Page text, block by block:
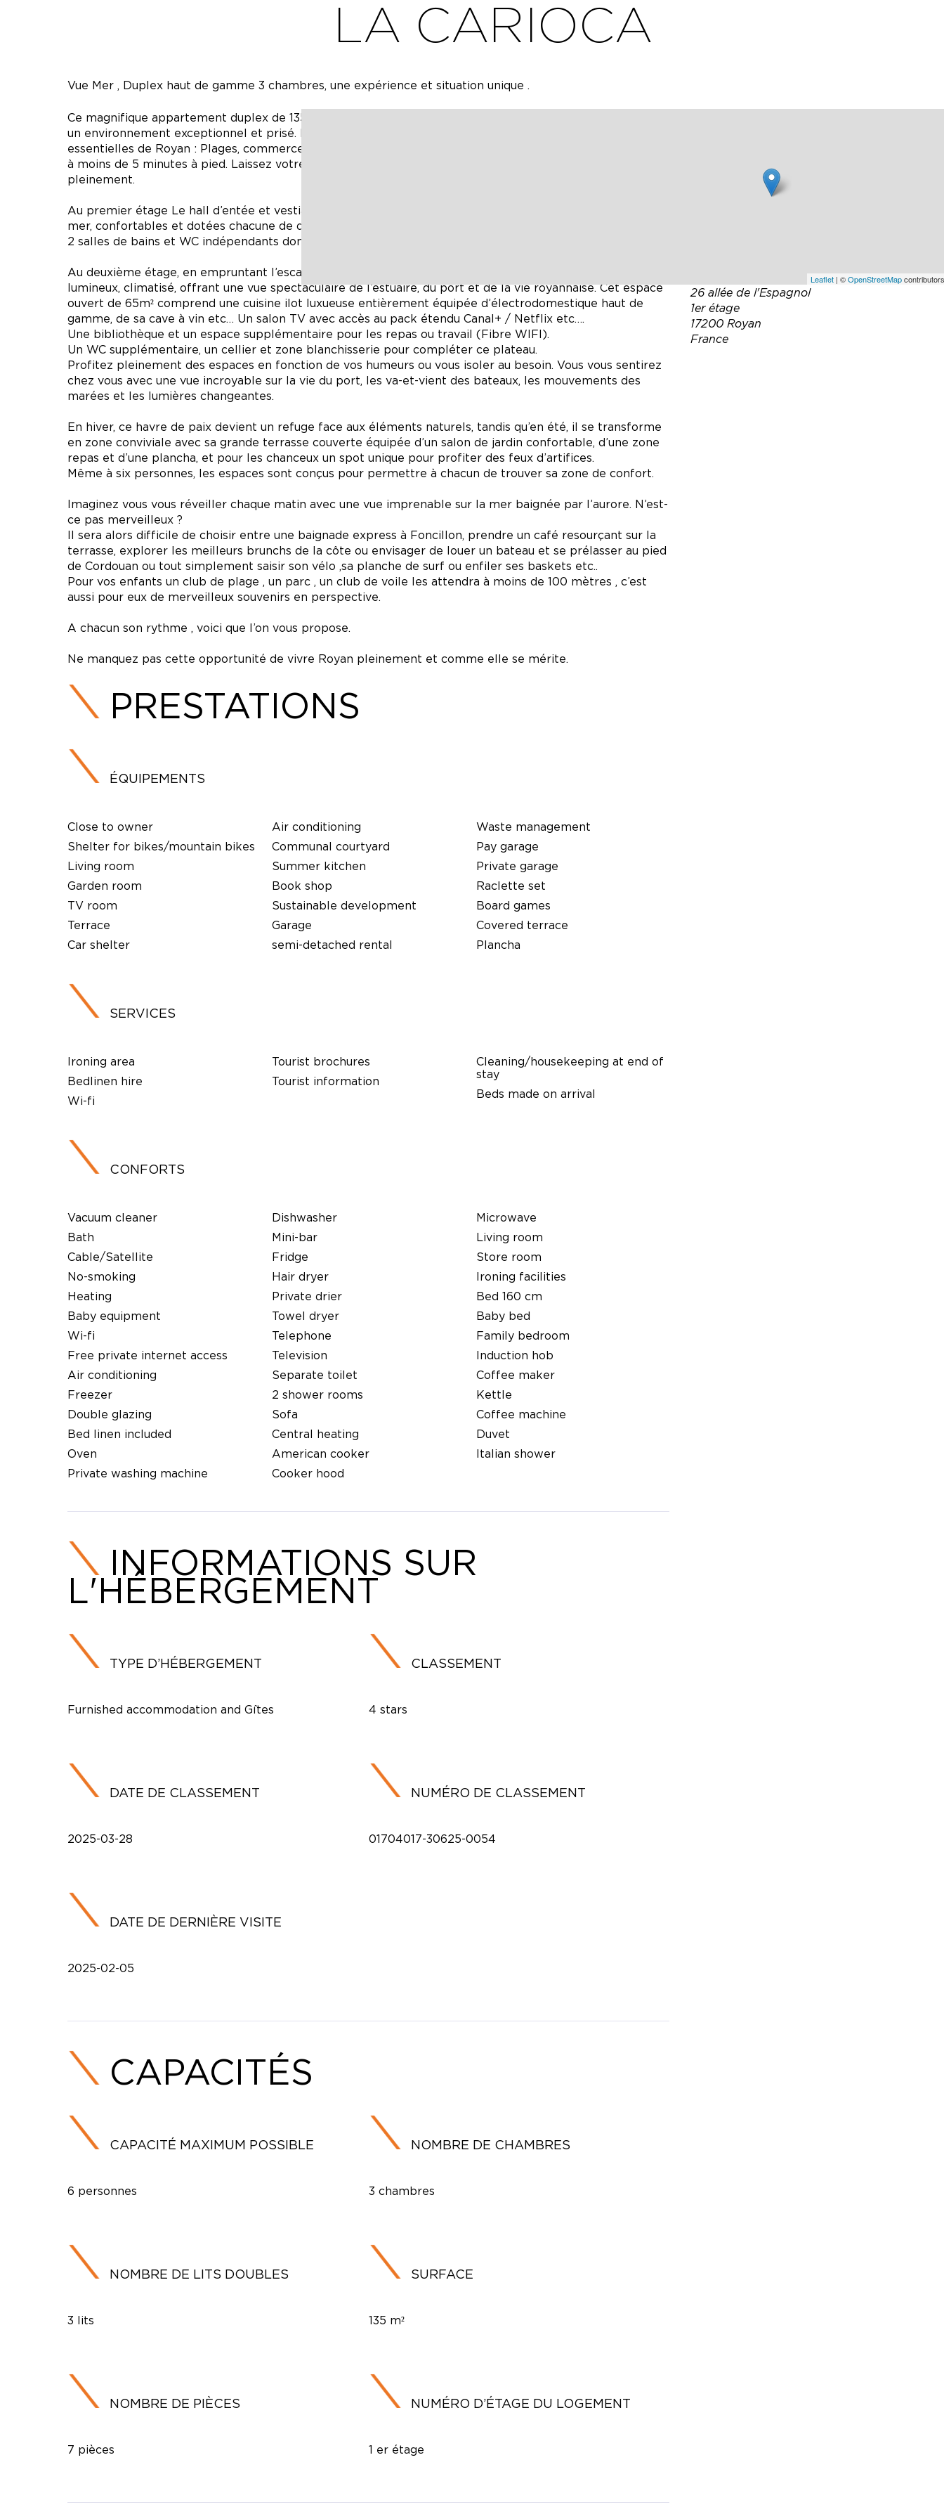
LA CARIOCA
Vue Mer , Duplex haut de gamme 3 chambres, une expérience et situation unique .
Ce magnifique appartement duplex de 135m² face à la mer, en pleine façade du port de Royan, vous offre
un environnement exceptionnel et prisé. Profitez de la proximité directe de toutes les activités
essentielles de Royan : Plages, commerces, Palais des congrès, centre de thalasso, marché et restaurants
à moins de 5 minutes à pied. Laissez votre véhicule dans notre garage (en Option) et détendez vous
pleinement.
Au premier étage Le hall d’entée et vestiaire vous donnera accès aux trois chambres dont une suite vue
mer, confortables et dotées chacune de dressing et de literie de 160X200.
2 salles de bains et WC indépendants dont une en accès privatisé à la suite pour votre confort.
Au deuxième étage, en empruntant l’escalier en bois massif, vous accéderez à un espace de vie ouvert et
lumineux, climatisé, offrant une vue spectaculaire de l’estuaire, du port et de la vie royannaise. Cet espace
ouvert de 65m² comprend une cuisine ilot luxueuse entièrement équipée d’électrodomestique haut de
gamme, de sa cave à vin etc… Un salon TV avec accès au pack étendu Canal+ / Netflix etc….
Une bibliothèque et un espace supplémentaire pour les repas ou travail (Fibre WIFI).
Un WC supplémentaire, un cellier et zone blanchisserie pour compléter ce plateau.
Profitez pleinement des espaces en fonction de vos humeurs ou vous isoler au besoin. Vous vous sentirez
chez vous avec une vue incroyable sur la vie du port, les va-et-vient des bateaux, les mouvements des
marées et les lumières changeantes.
En hiver, ce havre de paix devient un refuge face aux éléments naturels, tandis qu’en été, il se transforme
en zone conviviale avec sa grande terrasse couverte équipée d’un salon de jardin confortable, d’une zone
repas et d’une plancha, et pour les chanceux un spot unique pour profiter des feux d’artifices.
Même à six personnes, les espaces sont conçus pour permettre à chacun de trouver sa zone de confort.
Imaginez vous vous réveiller chaque matin avec une vue imprenable sur la mer baignée par l’aurore. N’est-
ce pas merveilleux ?
Il sera alors difficile de choisir entre une baignade express à Foncillon, prendre un café resourçant sur la
terrasse, explorer les meilleurs brunchs de la côte ou envisager de louer un bateau et se prélasser au pied
de Cordouan ou tout simplement saisir son vélo ,sa planche de surf ou enfiler ses baskets etc..
Pour vos enfants un club de plage , un parc , un club de voile les attendra à moins de 100 mètres , c’est
aussi pour eux de merveilleux souvenirs en perspective.
A chacun son rythme , voici que l’on vous propose.
Ne manquez pas cette opportunité de vivre Royan pleinement et comme elle se mérite.
PRESTATIONS
ÉQUIPEMENTS
Close to owner
Shelter for bikes/mountain bikes
Living room
Garden room
TV room
Terrace
Car shelter
Air conditioning
Communal courtyard
Summer kitchen
Book shop
Sustainable development
Garage
semi-detached rental
Waste management
Pay garage
Private garage
Raclette set
Board games
Covered terrace
Plancha
SERVICES
Ironing area
Bedlinen hire
Wi-fi
Tourist brochures
Tourist information
Cleaning/housekeeping at end of
stay
Beds made on arrival
CONFORTS
Vacuum cleaner
Bath
Cable/Satellite
No-smoking
Heating
Baby equipment
Wi-fi
Free private internet access
Air conditioning
Freezer
Double glazing
Bed linen included
Oven
Private washing machine
Dishwasher
Mini-bar
Fridge
Hair dryer
Private drier
Towel dryer
Telephone
Television
Separate toilet
2 shower rooms
Sofa
Central heating
American cooker
Cooker hood
Microwave
Living room
Store room
Ironing facilities
Bed 160 cm
Baby bed
Family bedroom
Induction hob
Coffee maker
Kettle
Coffee machine
Duvet
Italian shower
INFORMATIONS SUR
L'HÉBERGEMENT
TYPE D’HÉBERGEMENT
Furnished accommodation and Gîtes
CLASSEMENT
4 stars
DATE DE CLASSEMENT
2025-03-28
NUMÉRO DE CLASSEMENT
01704017-30625-0054
DATE DE DERNIÈRE VISITE
2025-02-05
CAPACITÉS
CAPACITÉ MAXIMUM POSSIBLE
6 personnes
NOMBRE DE CHAMBRES
3 chambres
NOMBRE DE LITS DOUBLES
3 lits
SURFACE
135 m²
NOMBRE DE PIÈCES
7 pièces
NUMÉRO D’ÉTAGE DU LOGEMENT
1 er étage
Leaflet| ©OpenStreetMap
26 allée de l'Espagnol
1er étage
17200 Royan
France